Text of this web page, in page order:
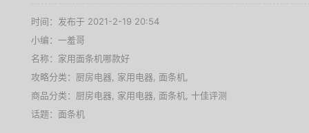
时间：发布于 2021-2-19 20:54
小编：一羞哥
名称： 家用面条机哪款好
攻略分类： 厨房电器 家用电器 面条机
商品分类： 厨房电器 家用电器 面条机 十佳评测
话题： 面条机